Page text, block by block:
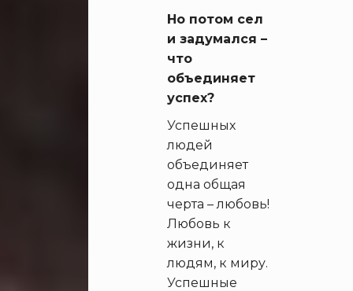
Но потом сел
и задумался –
что
объединяет
успех?
Успешных
людей
объединяет
одна общая
черта – любовь!
Любовь к
жизни, к
людям, к миру.
Успешные